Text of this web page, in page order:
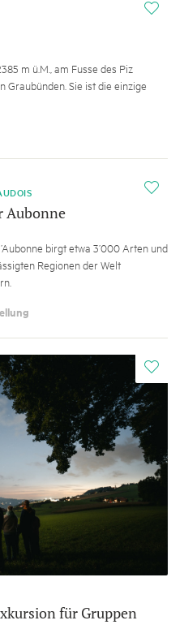
i
m ü.M., am Fusse des Piz
Graubünden. Sie ist die einzige
i
Aubonne
birgt etwa 3’000 Arten und
Regionen der Welt
i
für Gruppen